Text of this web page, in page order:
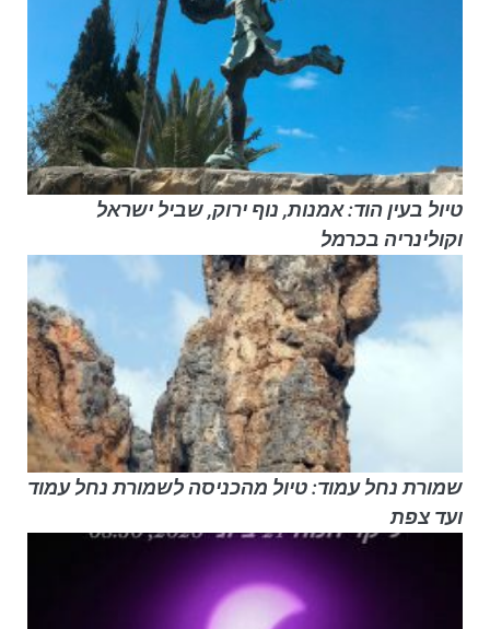
טיול בעין הוד: אמנות, נוף ירוק, שביל ישראל
וקולינריה בכרמל
שמורת נחל עמוד: טיול מהכניסה לשמורת נחל עמוד
ועד צפת